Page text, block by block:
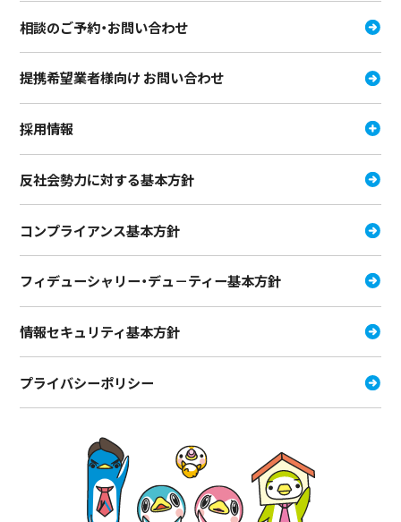
相談のご予約・お問い合わせ
提携希望業者様向け お問い合わせ
採用情報
反社会勢力に対する基本方針
コンプライアンス基本方針
フィデューシャリー・デュ－ティー基本方針
情報セキュリティ基本方針
プライバシーポリシー